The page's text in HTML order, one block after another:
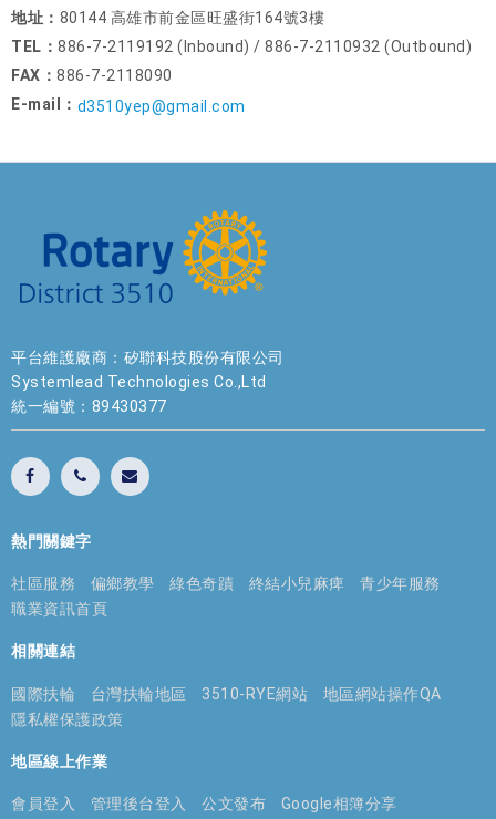
地址： 80144 高雄市前金區旺盛街164號3樓
TEL： 886-7-2119192 (Inbound) / 886-7-2110932 (Outbound)
FAX： 886-7-2118090
E-mail： d3510yep@gmail.com
平台維護廠商：矽聯科技股份有限公司
Systemlead Technologies Co.,Ltd
統一編號：89430377
熱門關鍵字
社區服務 偏鄉教學 綠色奇蹟 終結小兒麻痺
青少年服務
職業資訊首頁
相關連結
國際扶輪 台灣扶輪地區 3510-RYE網站
地區網站操作QA
隱私權保護政策
地區線上作業
會員登入 管理後台登入 公文發布 Google相簿分享